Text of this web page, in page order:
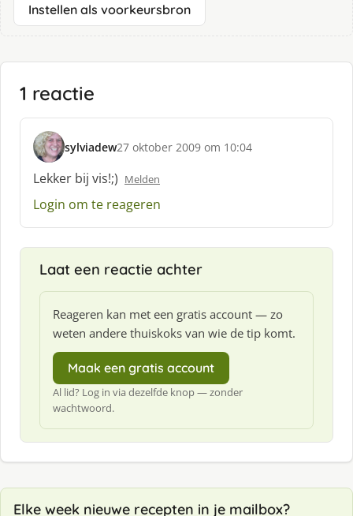
Instellen als voorkeursbron
1 reactie
sylviadew
s
c
h
r
27 oktober 2009 om 10:04
Lekker bij vis!;) Melden
Login om te reageren
Laat een reactie achter
Reageren kan met een gratis account — zo
weten andere thuiskoks van wie de tip komt.
Maak een gratis account
Al lid? Log in via dezelfde knop — zonder
wachtwoord.
Elke week nieuwe recepten in je mailbox?